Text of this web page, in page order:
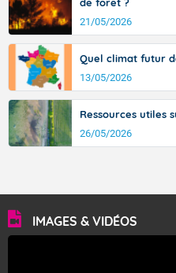
21/05/2026
Quel climat futur
13/05/2026
Ressources utiles
26/05/2026
IMAGES & VIDÉOS